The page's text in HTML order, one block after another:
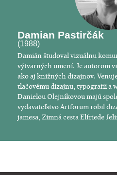
Damian Pastirčák
(1988)
Damián študoval vizuálnu
výtvarných umení. Je autorom
ako aj knižných dizajnov.
tlačovému dizajnu, typografii a
Danielou Olejníkovou majú
vydavateľstvo Artforum robil
jamesa, Zimná cesta Elfriede